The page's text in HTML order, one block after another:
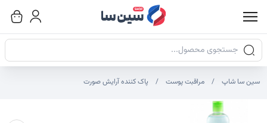
جستجوی محصولات
سین سا شاپ مراقبت پوست پاک کننده آرایش صورت
تصاویر محصول
تصویر شاخص محصول
سایر تصاویر محصول - تصاویر بندانگشتی